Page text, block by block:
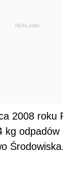
REKLAMA
2008 roku
Środowiska.